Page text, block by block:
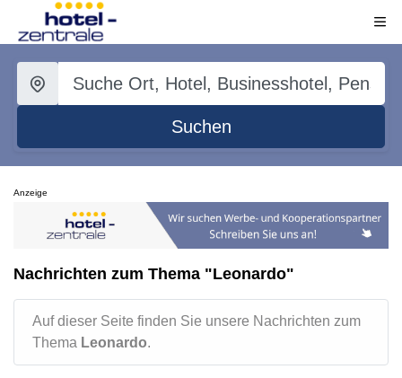
Suchen
Anzeige
Nachrichten zum Thema "Leonardo"
Auf dieser Seite finden Sie unsere Nachrichten zum
Thema Leonardo.